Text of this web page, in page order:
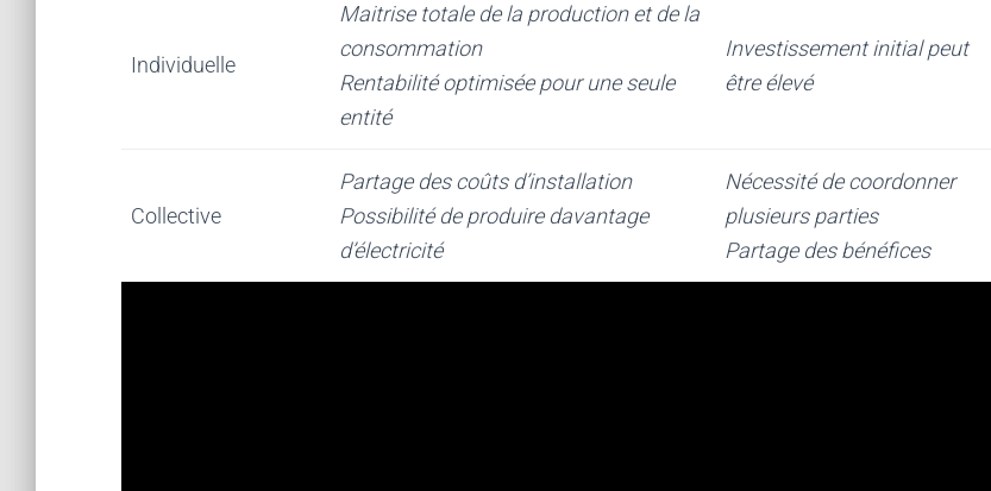
Individuelle
Maitrise totale de la production et de la
consommation
Rentabilité optimisée pour une seule
entité
Investissement initial peut
être élevé
Collective
Partage des coûts d’installation
Possibilité de produire davantage
d’électricité
Nécessité de coordonner
plusieurs parties
Partage des bénéfices